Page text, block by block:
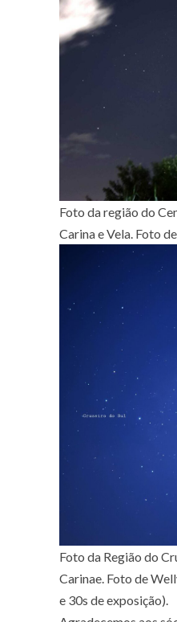
Foto da região do
Carina e Vela. Foto
Foto da Região do
Carinae. Foto de
e 30s de exposição).